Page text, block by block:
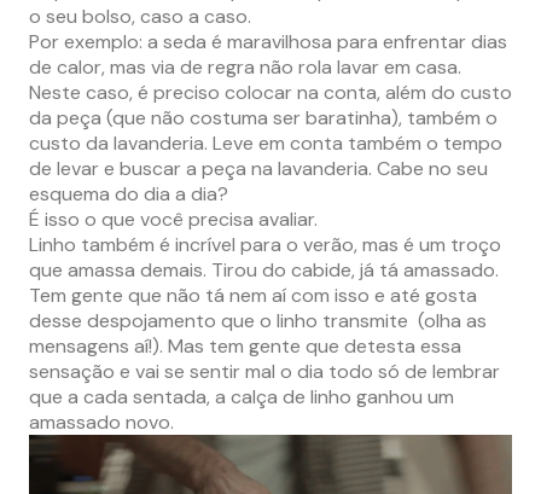
o seu bolso, caso a caso.
Por exemplo: a seda é maravilhosa para enfrentar dias
de calor, mas via de regra não rola lavar em casa.
Neste caso, é preciso colocar na conta, além do custo
da peça (que não costuma ser baratinha), também o
custo da lavanderia. Leve em conta também o tempo
de levar e buscar a peça na lavanderia. Cabe no seu
esquema do dia a dia?
É isso o que você precisa avaliar.
Linho também é incrível para o verão, mas é um troço
que amassa demais. Tirou do cabide, já tá amassado.
Tem gente que não tá nem aí com isso e até gosta
desse despojamento que o linho transmite (olha as
mensagens aí!). Mas tem gente que detesta essa
sensação e vai se sentir mal o dia todo só de lembrar
que a cada sentada, a calça de linho ganhou um
amassado novo.